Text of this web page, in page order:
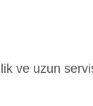
ve uzun